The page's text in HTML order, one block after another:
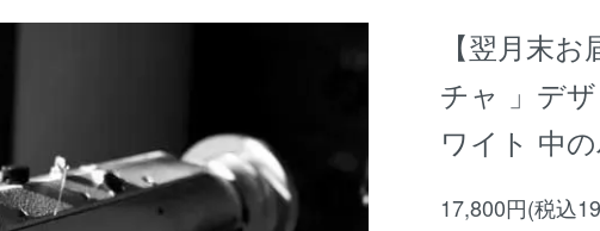
【翌月末
チャ 」デ
ワイト 中
17,800円(税込